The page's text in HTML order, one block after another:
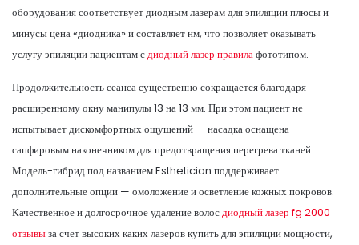
оборудования соответствует диодным лазерам для эпиляции плюсы и
минусы цена «диодника» и составляет нм, что позволяет оказывать
услугу эпиляции пациентам сдиодный лазер правилафототипом.
Продолжительность сеанса существенно сокращается благодаря
расширенному окну манипулы 13 на 13 мм. При этом пациент не
испытывает дискомфортных ощущений — насадка оснащена
сапфировым наконечником для предотвращения перегрева тканей.
Модель-гибрид под названием Esthetician поддерживает
дополнительные опции — омоложение и осветление кожных покровов.
Качественное и долгосрочное удаление волосдиодный лазер fg 2000
отзывыза счет высоких каких лазеров купить для эпиляции мощности,